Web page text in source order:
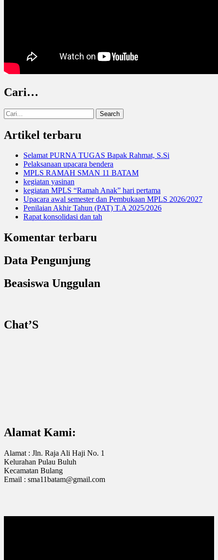
Cari…
Search
for:
Artikel terbaru
Selamat PURNA TUGAS Bapak Rahmat, S.Si
Pelaksanaan upacara bendera
MPLS RAMAH SMAN 11 BATAM
kegiatan yasinan
kegiatan MPLS “Ramah Anak” hari pertama
Upacara awal semester dan Pembukaan MPLS 2026/2027
Penilaian Akhir Tahun (PAT) T.A 2025/2026
Rapat konsolidasi dan tah
Komentar terbaru
Data Pengunjung
Beasiswa Unggulan
Chat’S
Alamat Kami:
Alamat : Jln. Raja Ali Haji No. 1
Kelurahan Pulau Buluh
Kecamatan Bulang
Email : sma11batam@gmail.com